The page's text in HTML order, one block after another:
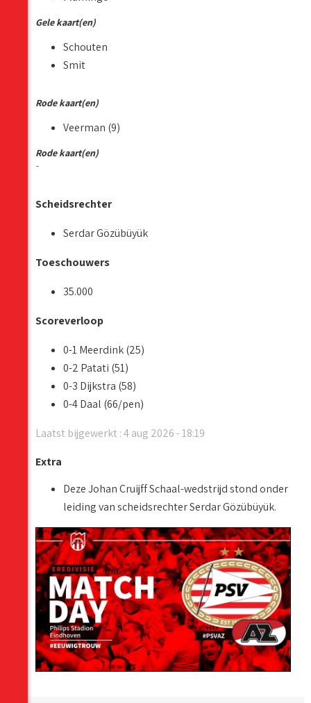
Gele kaart(en)
Schouten
Smit
Rode kaart(en)
Veerman (9)
Rode kaart(en)
-
Scheidsrechter
Serdar Gözübüyük
Toeschouwers
35.000
Scoreverloop
0-1 Meerdink (25)
0-2 Patati (51)
0-3 Dijkstra (58)
0-4 Daal (66/pen)
Laatst bijgewerkt : 4 aug 2026 - 18:19
Extra
Deze Johan Cruijff Schaal-wedstrijd stond onder
leiding van scheidsrechter Serdar Gözübüyük.